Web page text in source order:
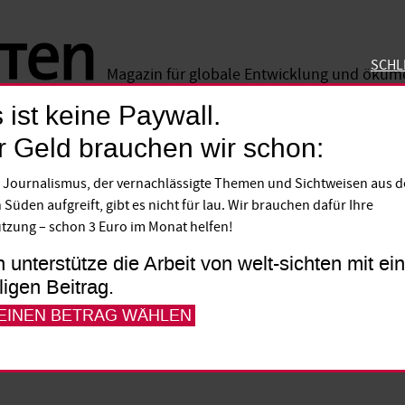
Magazin für globale Entwicklung und
mit
Gerichtshof (EuGH) hat den
zwischen der EU und Marokko
nicht die besonderen Umstände der
ist keine Paywall.
Geld brauchen wir schon:
Journalismus, der vernachlässigte Themen und Sichtweisen aus
Süden aufgreift, gibt es nicht für lau. Wir brauchen dafür Ihre
– schon 3 Euro im Monat helfen!
unterstütze die Arbeit von welt-sichten mit
Beitrag.
BETRAG WÄHLEN